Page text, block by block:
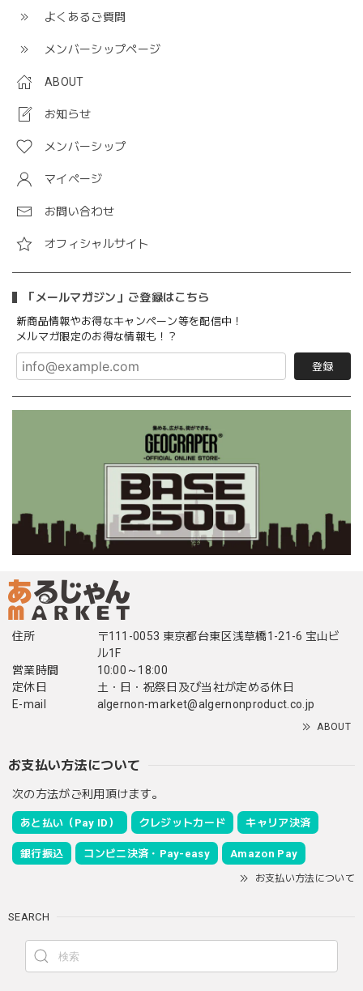
よくあるご質問
メンバーシップページ
ABOUT
お知らせ
メンバーシップ
マイページ
お問い合わせ
オフィシャルサイト
「メールマガジン」ご登録はこちら
新商品情報やお得なキャンペーン等を配信中！
メルマガ限定のお得な情報も！？
登録
住所
〒111-0053 東京都台東区浅草橋1-21-6 宝山ビ
ル1F
営業時間
10:00～18:00
定休日
土・日・祝祭日及び当社が定める休日
E-mail
algernon-market@algernonproduct.co.jp
ABOUT
お支払い方法について
次の方法がご利用頂けます。
あと払い（Pay ID） クレジットカード キャリア決済
銀行振込 コンビニ決済・Pay-easy Amazon Pay
お支払い方法について
SEARCH